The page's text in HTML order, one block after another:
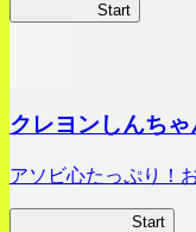
Start
クレヨンしんち
アソビ心たっぷり！
Start